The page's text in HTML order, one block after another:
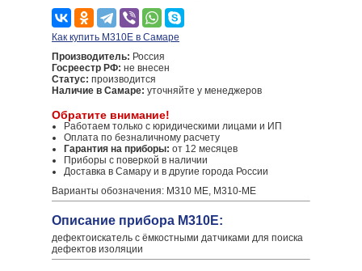
Как купить М310Е в Самаре
Производитель: Россия
Госреестр РФ: не внесен
Статус: производится
Наличие в Самаре: уточняйте у менеджеров
Обратите внимание!
Работаем только с юридическими лицами и ИП
Оплата по безналичному расчету
Гарантия на приборы: от 12 месяцев
Приборы с поверкой в наличии
Доставка в Самару и в другие города России
Варианты обозначения: M310 ME, M310-ME
Описание прибора М310Е:
дефектоискатель с ёмкостными датчиками для поиска
дефектов изоляции